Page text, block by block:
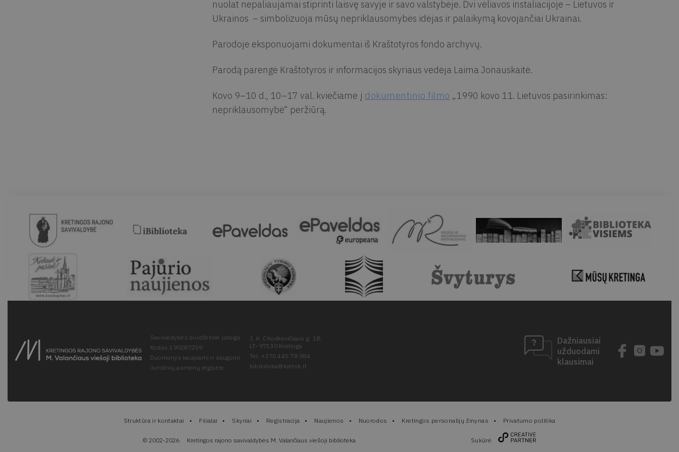
nuolat nepaliaujamai stiprinti laisvę savyje ir savo valstybėje. Dvi vėliavos instaliacijoje – Lietuvos ir
Ukrainos – simbolizuoja mūsų nepriklausomybės idėjas ir palaikymą kovojančiai Ukrainai.
Parodoje eksponuojami dokumentai iš Kraštotyros fondo archyvų.
Parodą parengė Kraštotyros ir informacijos skyriaus vedėja Laima Jonauskaitė.
Kovo 9–10 d., 10–17 val. kviečiame į dokumentinio filmo „1990 kovo 11. Lietuvos pasirinkimas:
nepriklausomybė“ peržiūrą.
Savivaldybės biudžetinė įstaiga
Kodas 190287259
Duomenys kaupiami ir saugomi
Juridinių asmenų registre
J. K. Chodkevičiaus g. 1B,
LT–97130 Kretinga
Tel. +370 445 78 984
biblioteka@kretvb.lt
Dažniausiai
užduodami
klausimai
© 2002-2026 Kretingos rajono savivaldybės M. Valančiaus viešoji biblioteka
Struktūra ir kontaktai Filialai Skyriai Registracija Naujienos Nuorodos Kretingos personalijų žinynas Privatumo politika
Sukūrė